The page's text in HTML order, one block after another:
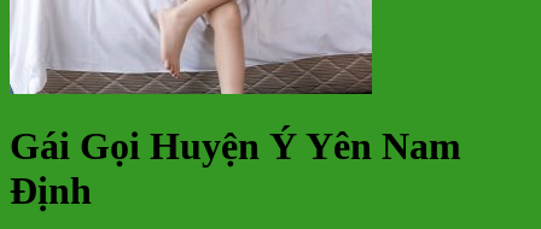
Gái Gọi Huyện Ý Yên Nam
Định